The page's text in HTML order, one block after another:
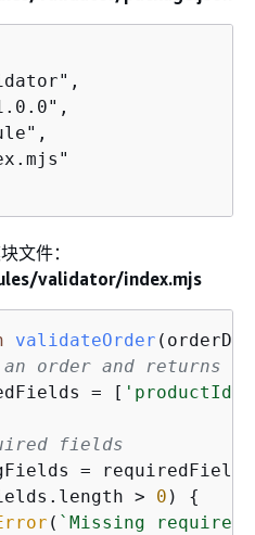
文件：
validator/index.mjs
validateOrder (
order and returns
= [ 'productId'
fields
=
> 0 ) {
( `Missing